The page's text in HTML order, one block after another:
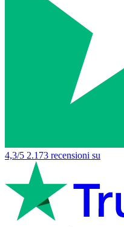
4,3/5 2.173 recensioni su